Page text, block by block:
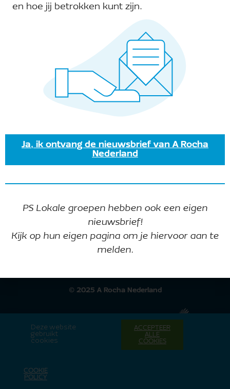
datum.
Evenementen Vandaag
Volgende
Abonneer op kalender
Ontvang onze nieuwsbrief
© 2025 A Rocha Nederland
Deze website
gebruikt
cookies
ACCEPTEER
ALLE
COOKIES
COOKIE
POLICY
en hoe jij betrokken kunt zijn.
Ja, ik ontvang de nieuwsbrief van A Rocha
Nederland
PS Lokale groepen hebben ook een eigen
nieuwsbrief!
Kijk op hun eigen pagina om je hiervoor aan te
melden.